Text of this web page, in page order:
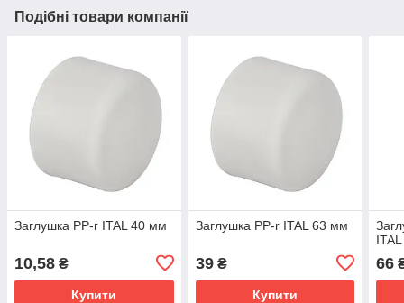
Подібні товари компанії
Заглушка PP-r ITAL 40 мм
10,58 ₴
Купити
Заглушка PP-r ITAL 63 мм
39₴
Купити
66